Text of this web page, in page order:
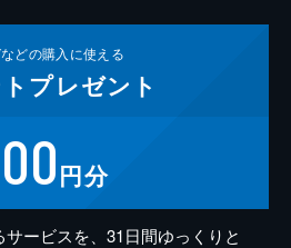
どの購入に使える
プレゼント
円分
ービスを、31日間ゆっくりと